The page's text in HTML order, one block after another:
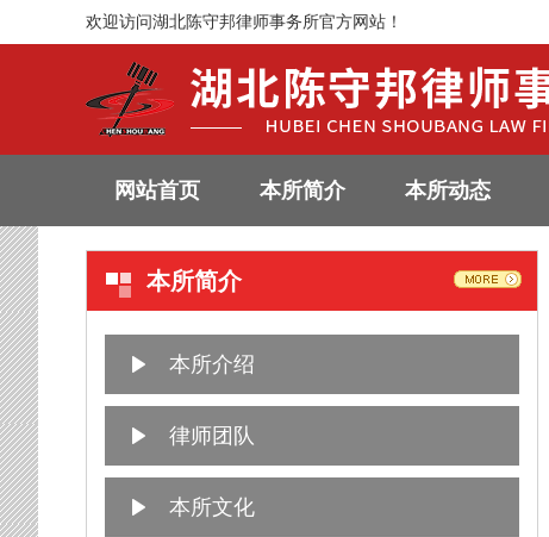
欢迎访问湖北陈守邦律师事务所官方网站！
网站首页 本所简介 本所动态
本所简介
本所介绍
律师团队
本所文化